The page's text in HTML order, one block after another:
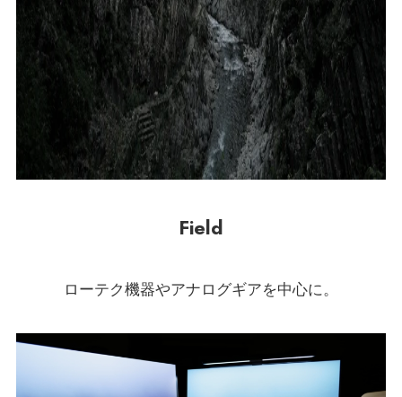
Field
ローテク機器やアナログギアを中心に。